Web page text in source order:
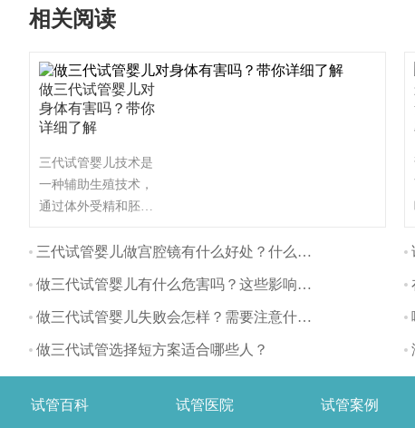
相关阅读
做三代试管婴儿对
身体有害吗？带你
详细了解
三代试管婴儿技术是
一种辅助生殖技术，
通过体外受精和胚胎
不育夫妇生育。与自
管婴儿对身体的影响
主要体现在以下几个
三代试管婴儿做宫腔镜有什么好处？什么时间做最好？
做三代试管婴儿有什么危害吗？这些影响要注意
做三代试管婴儿失败会怎样？需要注意什么？
做三代试管选择短方案适合哪些人？
试管百科 试管医院 试管案例